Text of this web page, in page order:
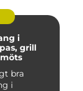
i
bra
i